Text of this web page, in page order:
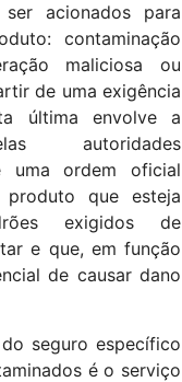
acionados para
contaminação
maliciosa ou
de uma exigência
última envolve a
autoridades
uma ordem oficial
que esteja
exigidos de
e que, em função
de causar dano
seguro específico
é o serviço